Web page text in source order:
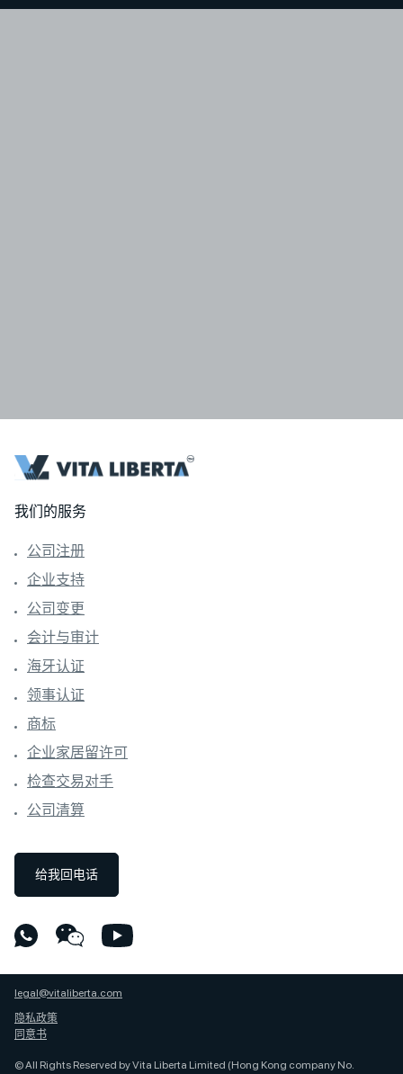
我们的服务
公司注册
企业支持
公司变更
会计与审计
海牙认证
领事认证
商标
企业家居留许可
检查交易对手
公司清算
给我回电话
legal@vitaliberta.com
隐私政策
同意书
© All Rights Reserved by Vita Liberta Limited (Hong Kong company No.